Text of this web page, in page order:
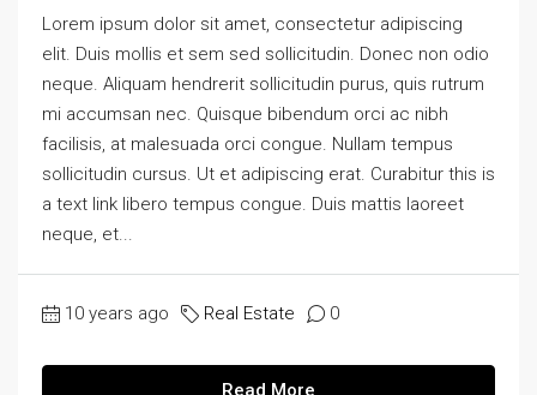
Lorem ipsum dolor sit amet, consectetur adipiscing
elit. Duis mollis et sem sed sollicitudin. Donec non odio
neque. Aliquam hendrerit sollicitudin purus, quis rutrum
mi accumsan nec. Quisque bibendum orci ac nibh
facilisis, at malesuada orci congue. Nullam tempus
sollicitudin cursus. Ut et adipiscing erat. Curabitur this is
a text link libero tempus congue. Duis mattis laoreet
neque, et...
10 years ago Real Estate 0
Read More